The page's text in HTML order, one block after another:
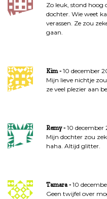
Zo leuk, stond hoog
dochter. Wie weet
verassen. Ze zou
gaan.
Kim
10 december
Mijn lieve nichtje
ze veel plezier aan
Remy
10 december
Mijn dochter zou
haha. Altijd glitter.
Tamara
10
Geen twijfel over